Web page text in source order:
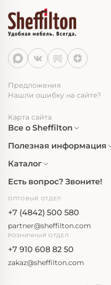
Предложения
Нашли ошибку на сайте?
Карта сайта
Все о Sheffilton
Полезная информация
Каталог
Есть вопрос? Звоните!
ОПТОВЫЙ ОТДЕЛ
+7 (4842) 500 580
partner@sheffilton.com
РОЗНИЧНЫЙ ОТДЕЛ
+7 910 608 82 50
zakaz@sheffilton.com